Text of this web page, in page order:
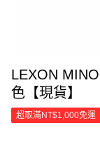
LEXON
色【現貨】
超取滿NT$1,000免運